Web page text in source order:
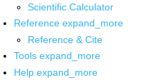
Scientific Calculator
Reference expand_more
Reference & Cite
Tools expand_more
Help expand_more